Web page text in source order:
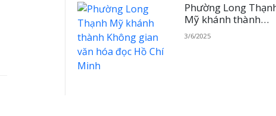
Phường Long
Mỹ khánh thành
Không gian văn hóa
đọc Hồ Chí Minh
3/6/2025